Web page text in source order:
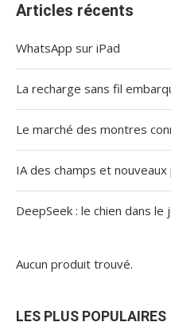
Articles récents
WhatsApp sur iPad
La recharge sans fil
Le marché des montres
IA des champs et nouveaux
DeepSeek : le chien dans le
Aucun produit trouvé.
LES PLUS POPULAIRES